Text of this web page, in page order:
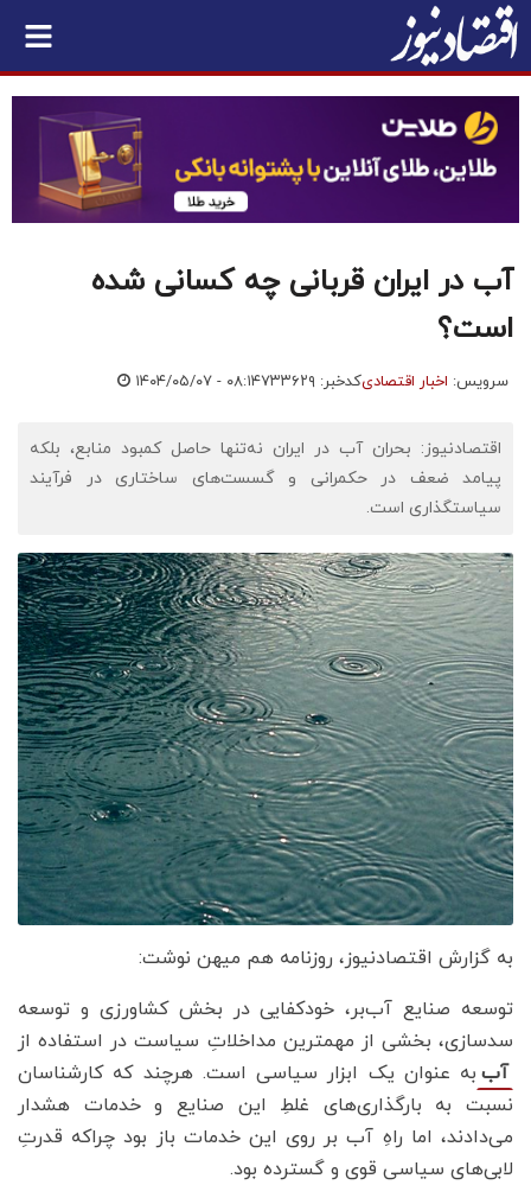
آب در ایران قربانی چه کسانی شده
است؟
سرویس: اخبار اقتصادیکدخبر: ۷۳۳۶۲۹ ۱۴۰۴/۰۵/۰۷ - ۰۸:۱۴
اقتصادنیوز: بحران آب در ایران نه‌تنها حاصل کمبود منابع، بلکه
پیامد ضعف در حکمرانی و گسست‌های ساختاری در فرآیند
سیاستگذاری است.
به گزارش اقتصادنیوز، روزنامه هم میهن نوشت:
توسعه صنایع آب‌بر، خودکفایی در بخش کشاورزی و توسعه
سدسازی، بخشی از مهمترین مداخلاتِ سیاست در استفاده از
آب به عنوان یک ابزار سیاسی است. هرچند که کارشناسان
نسبت به بارگذاری‌های غلطِ این صنایع و خدمات هشدار
می‎‌‌دادند، اما راهِ آب بر روی این خدمات باز بود چراکه قدرتِ
لابی‌های سیاسی قوی و گسترده بود.